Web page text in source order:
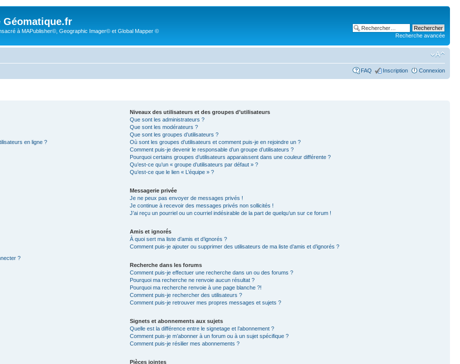
Géomatique.fr
à MAPublisher©, Geographic Imager© et Global Mapper ©
Recherche avancée
FAQ Inscription Connexion
en ligne ?
?
Niveaux des utilisateurs et des groupes d’utilisateurs
Que sont les administrateurs ?
Que sont les modérateurs ?
Que sont les groupes d’utilisateurs ?
Où sont les groupes d’utilisateurs et comment puis-je en rejoindre un ?
Comment puis-je devenir le responsable d’un groupe d’utilisateurs ?
Pourquoi certains groupes d’utilisateurs apparaissent dans une couleur différente ?
Qu’est-ce qu’un « groupe d’utilisateurs par défaut » ?
Qu’est-ce que le lien « L’équipe » ?
Messagerie privée
Je ne peux pas envoyer de messages privés !
Je continue à recevoir des messages privés non sollicités !
J’ai reçu un pourriel ou un courriel indésirable de la part de quelqu’un sur ce forum !
Amis et ignorés
À quoi sert ma liste d’amis et d’ignorés ?
Comment puis-je ajouter ou supprimer des utilisateurs de ma liste d’amis et d’ignorés ?
Recherche dans les forums
Comment puis-je effectuer une recherche dans un ou des forums ?
Pourquoi ma recherche ne renvoie aucun résultat ?
Pourquoi ma recherche renvoie à une page blanche ?!
Comment puis-je rechercher des utilisateurs ?
Comment puis-je retrouver mes propres messages et sujets ?
Signets et abonnements aux sujets
Quelle est la différence entre le signetage et l’abonnement ?
Comment puis-je m’abonner à un forum ou à un sujet spécifique ?
Comment puis-je résilier mes abonnements ?
Pièces jointes